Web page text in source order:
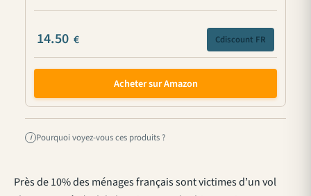
14.50 € Cdiscount FR
Acheter sur Amazon
i Pourquoi voyez-vous ces produits ?
Près de 10% des ménages français sont victimes d’un vol